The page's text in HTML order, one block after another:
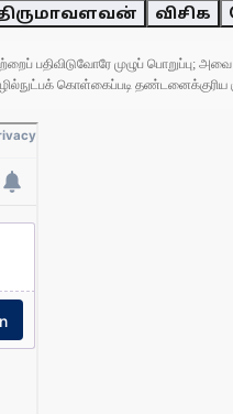
விசிக
பதிவிடுவோரே முழுப் பொறுப்பு;
கொள்கைப்படி தண்டனைக்குரிய